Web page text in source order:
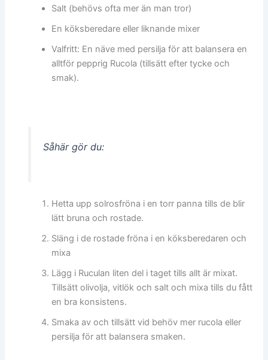
Salt (behövs ofta mer än man tror)
En köksberedare eller liknande mixer
Valfritt: En näve med persilja för att balansera en
alltför pepprig Rucola (tillsätt efter tycke och
smak).
Såhär gör du:
Hetta upp solrosfröna i en torr panna tills de blir
lätt bruna och rostade.
Släng i de rostade fröna i en köksberedaren och
mixa
Lägg i Ruculan liten del i taget tills allt är mixat.
Tillsätt olivolja, vitlök och salt och mixa tills du fått
en bra konsistens.
Smaka av och tillsätt vid behöv mer rucola eller
persilja för att balansera smaken.